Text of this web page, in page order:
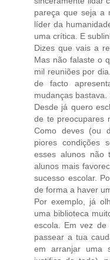
pareça que seja a
líder da
uma crítica. E
Dizes que vais a
Mas não falaste o
mil reuniões por
de facto
mudanças bastava.
Desde já quero
de te preocupares
Como deves (ou
piores condições
esses alunos não
alunos mais
sucesso escolar.
de forma a haver
Por exemplo, já
uma biblioteca
escola. Em vez de
passear a tua
em arranjar uma